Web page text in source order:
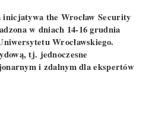
the Wrocław Security
w dniach 14-16 grudnia
Wrocławskiego.
tj. jednoczesne
i zdalnym dla ekspertów